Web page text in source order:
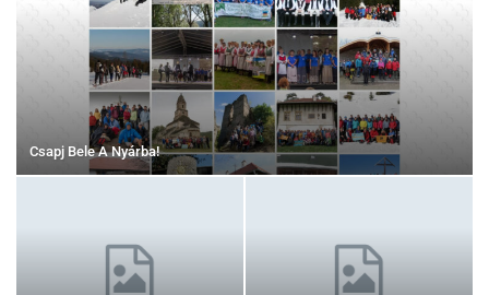
Csapj Bele A Nyárba!